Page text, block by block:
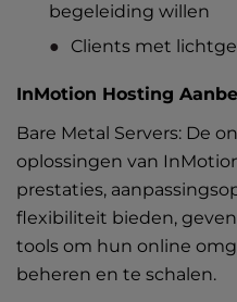
begeleiding willen
Clients met
InMotion Hosting
Bare Metal Servers: De
oplossingen van
prestaties,
flexibiliteit bieden,
tools om hun online
beheren en te schalen.